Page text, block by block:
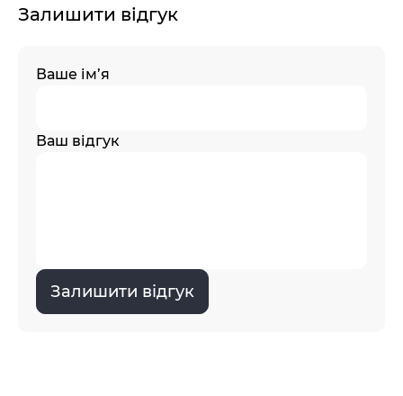
Залишити відгук
Ваше ім’я
Ваш відгук
Залишити відгук